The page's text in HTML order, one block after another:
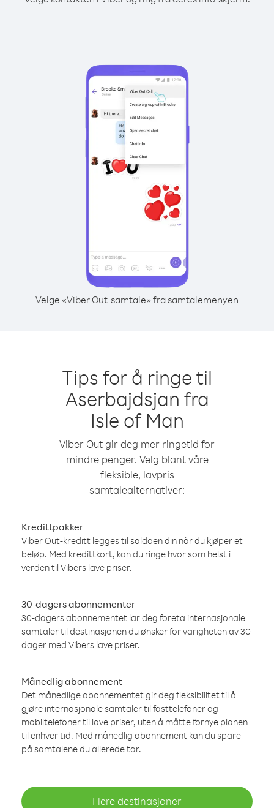
Velge «Viber Out-samtale» fra samtalemenyen
Tips for å ringe til
Aserbajdsjan fra
Isle of Man
Viber Out gir deg mer ringetid for
mindre penger. Velg blant våre
fleksible, lavpris
samtalealternativer:
Kredittpakker
Viber Out-kreditt legges til saldoen din når du kjøper et
beløp. Med kredittkort, kan du ringe hvor som helst i
verden til Vibers lave priser.
30-dagers abonnementer
30-dagers abonnementet lar deg foreta internasjonale
samtaler til destinasjonen du ønsker for varigheten av 30
dager med Vibers lave priser.
Månedlig abonnement
Det månedlige abonnementet gir deg fleksibilitet til å
gjøre internasjonale samtaler til fasttelefoner og
mobiltelefoner til lave priser, uten å måtte fornye planen
til enhver tid. Med månedlig abonnement kan du spare
på samtalene du allerede tar.
Flere destinasjoner